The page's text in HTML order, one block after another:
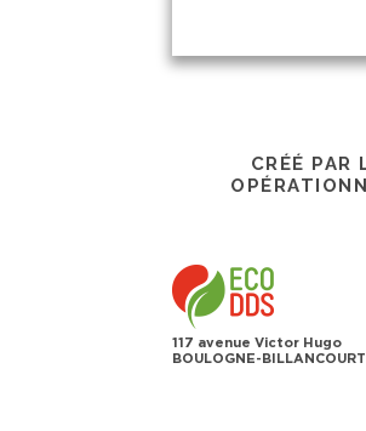
CRÉÉ PAR
117 avenue Victor Hugo
BOULOGNE-BILLANCOURT